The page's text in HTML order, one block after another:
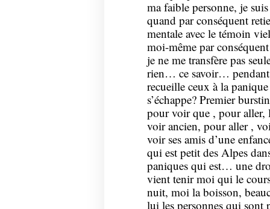
ma faible personne, je
quand par conséquent
mentale avec le témoin
moi-même par
je ne me transfère pas
rien… ce savoir…
recueille ceux à la
s’échappe? Premier
pour voir que , pour aller,
voir ancien, pour aller ,
voir ses amis d’une
qui est petit des Alpes
paniques qui est… une
vient tenir moi qui le
nuit, moi la boisson,
lui les personnes qui sont